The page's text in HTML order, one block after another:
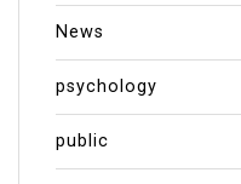
News
psychology
public